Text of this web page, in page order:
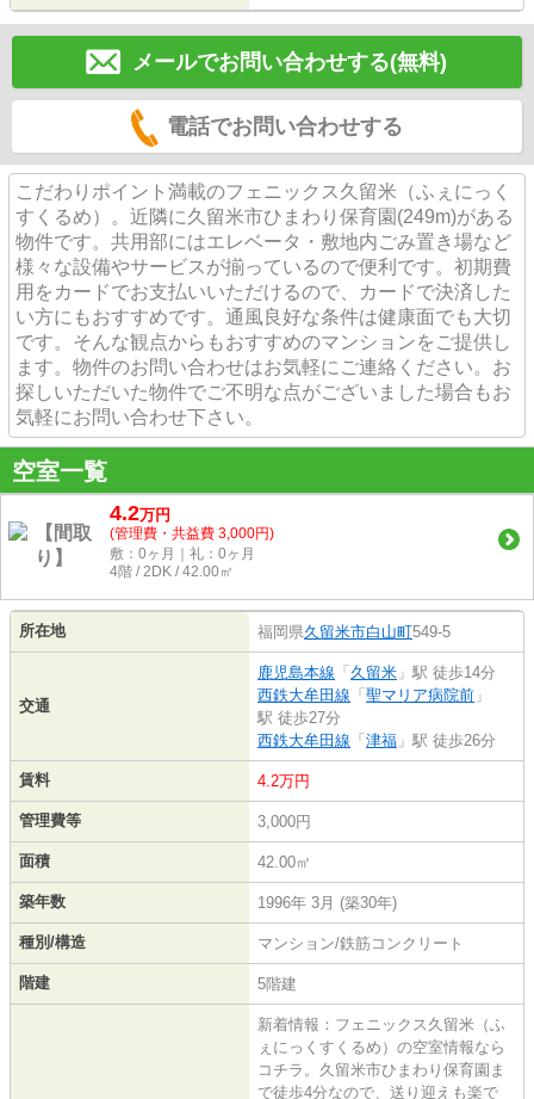
メールでお問い合わせする(無料)
電話でお問い合わせする
こだわりポイント満載のフェニックス久留米（ふぇにっく
すくるめ）。近隣に久留米市ひまわり保育園(249m)がある
物件です。共用部にはエレベータ・敷地内ごみ置き場など
様々な設備やサービスが揃っているので便利です。初期費
用をカードでお支払いいただけるので、カードで決済した
い方にもおすすめです。通風良好な条件は健康面でも大切
です。そんな観点からもおすすめのマンションをご提供し
ます。物件のお問い合わせはお気軽にご連絡ください。お
探しいただいた物件でご不明な点がございました場合もお
気軽にお問い合わせ下さい。
空室一覧
4.2万円
(管理費・共益費 3,000円)
敷：0ヶ月｜礼：0ヶ月
4階 / 2DK / 42.00㎡
所在地 福岡県久留米市白山町549-5
交通
鹿児島本線 「 久留米 」駅 徒歩14分
西鉄大牟田線 「 聖マリア病院前 」
駅 徒歩27分
西鉄大牟田線 「 津福 」駅 徒歩26分
賃料 4.2万円
管理費等 3,000円
面積 42.00㎡
築年数 1996年 3月 (築30年)
種別/構造 マンション/鉄筋コンクリート
階建 5階建
新着情報：フェニックス久留米（ふ
ぇにっくすくるめ）の空室情報なら
コチラ。久留米市ひまわり保育園ま
で徒歩4分なので、送り迎えも楽で